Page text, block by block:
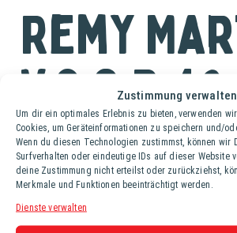
Zustimmung verwalten
Um dir ein optimales Erlebnis zu bieten, verwenden
Cookies, um Geräteinformationen zu speichern und/
Wenn du diesen Technologien zustimmst, können wir
Surfverhalten oder eindeutige IDs auf dieser Website
deine Zustimmung nicht erteilst oder zurückziehst,
Merkmale und Funktionen beeinträchtigt werden.
Dienste verwalten
Remy
V.S.O.P. 40%
Fl. (0,7 lt.)
Remy Martin VSOP ist ein raffinierter
Frankreich, perfekt für jeden Anlass. Mit
komplexen und herzhaften Aromen
einzigartiges Erlebnis. Genieße die